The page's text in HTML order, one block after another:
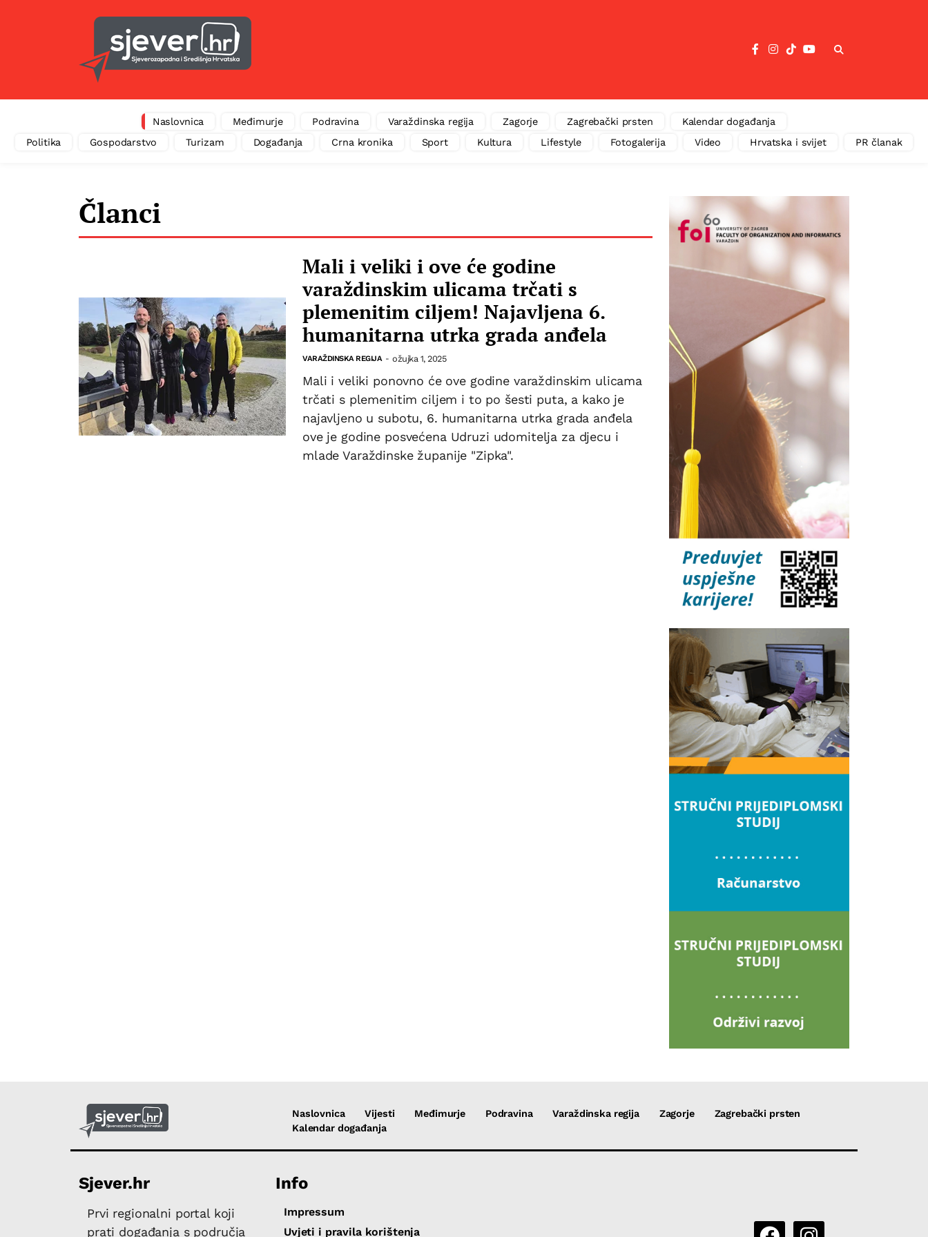
Naslovnica Međimurje Podravina Varaždinska regija Zagorje Zagrebački prsten
Kalendar događanja
Politika
Gospodarstvo Turizam Događanja Crna kronika Sport Kultura Lifestyle Fotogalerija Video Hrvatska i svijet PR članak
Članci
Mali i veliki i ove će godine
varaždinskim ulicama trčati s
plemenitim ciljem! Najavljena 6.
humanitarna utrka grada anđela
VARAŽDINSKA REGIJA - ožujka 1, 2025
Mali i veliki ponovno će ove godine varaždinskim ulicama
trčati s plemenitim ciljem i to po šesti puta, a kako je
najavljeno u subotu, 6. humanitarna utrka grada anđela
ove je godine posvećena Udruzi udomitelja za djecu i
mlade Varaždinske županije "Zipka".
Naslovnica Vijesti Međimurje Podravina Varaždinska regija Zagorje
Zagrebački prsten
Kalendar događanja
Sjever.hr
Prvi regionalni portal koji
prati događanja s područja
Info
Impressum
Uvjeti i pravila korištenja